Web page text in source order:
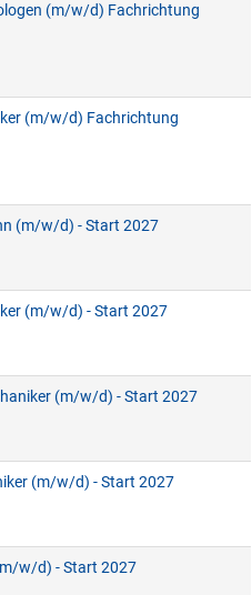
(m/w/d) Fachrichtung
(m/w/d) Fachrichtung
(m/w/d) - Start 2027
(m/w/d) - Start 2027
(m/w/d) - Start 2027
(m/w/d) - Start 2027
w/d) - Start 2027